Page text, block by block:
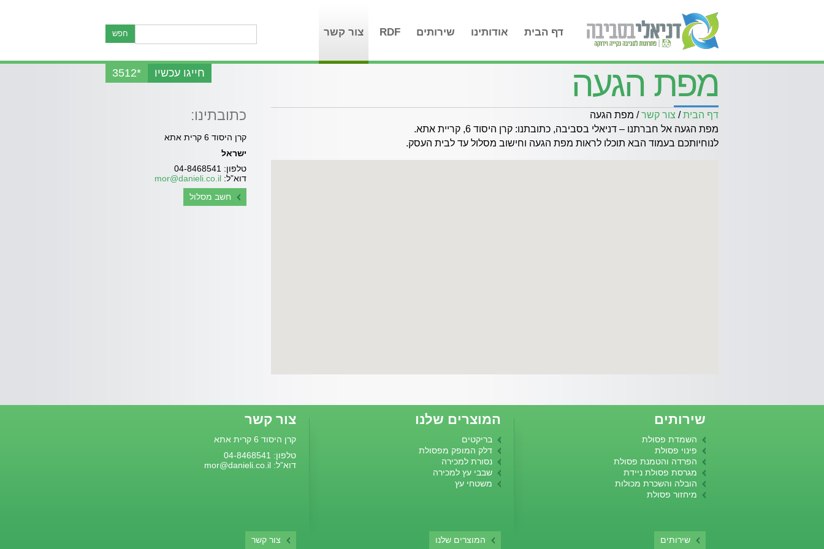
דף הבית אודותינו שירותים RDF צור קשר
*3512 חייגו עכשיו
חפש
מפת הגעה
דף הבית/ צור קשר/ מפת הגעה
מפת הגעה אל חברתנו – דניאלי בסביבה, כתובתנו: קרן היסוד 6, קריית אתא.
לנוחיותכם בעמוד הבא תוכלו לראות מפת הגעה וחישוב מסלול עד לבית העסק.
כתובתינו:
קרן היסוד 6 קרית אתא
ישראל
טלפון: 04-8468541
דוא”ל: mor@danieli.co.il
חשב מסלול
שירותים
השמדת פסולת
פינוי פסולת
הפרדה והטמנת פסולת
מגרסת פסולת ניידת
הובלה והשכרת מכולות
מיחזור פסולת
שירותים
המוצרים שלנו
בריקטים
דלק המופק מפסולת
נסורת למכירה
שבבי עץ למכירה
משטחי עץ
המוצרים שלנו
צור קשר
קרן היסוד 6 קרית אתא
טלפון: 04-8468541
דוא”ל: mor@danieli.co.il
צור קשר